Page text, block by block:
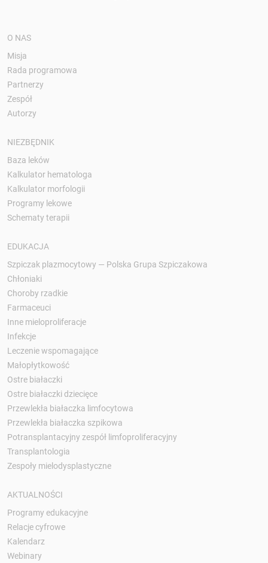
O NAS
Misja
Rada programowa
Partnerzy
Zespół
Autorzy
NIEZBĘDNIK
Baza leków
Kalkulator hematologa
Kalkulator morfologii
Programy lekowe
Schematy terapii
EDUKACJA
Szpiczak plazmocytowy — Polska Grupa Szpiczakowa
Chłoniaki
Choroby rzadkie
Farmaceuci
Inne mieloproliferacje
Infekcje
Leczenie wspomagające
Małopłytkowość
Ostre białaczki
Ostre białaczki dziecięce
Przewlekła białaczka limfocytowa
Przewlekła białaczka szpikowa
Potransplantacyjny zespół limfoproliferacyjny
Transplantologia
Zespoły mielodysplastyczne
AKTUALNOŚCI
Programy edukacyjne
Relacje cyfrowe
Kalendarz
Webinary